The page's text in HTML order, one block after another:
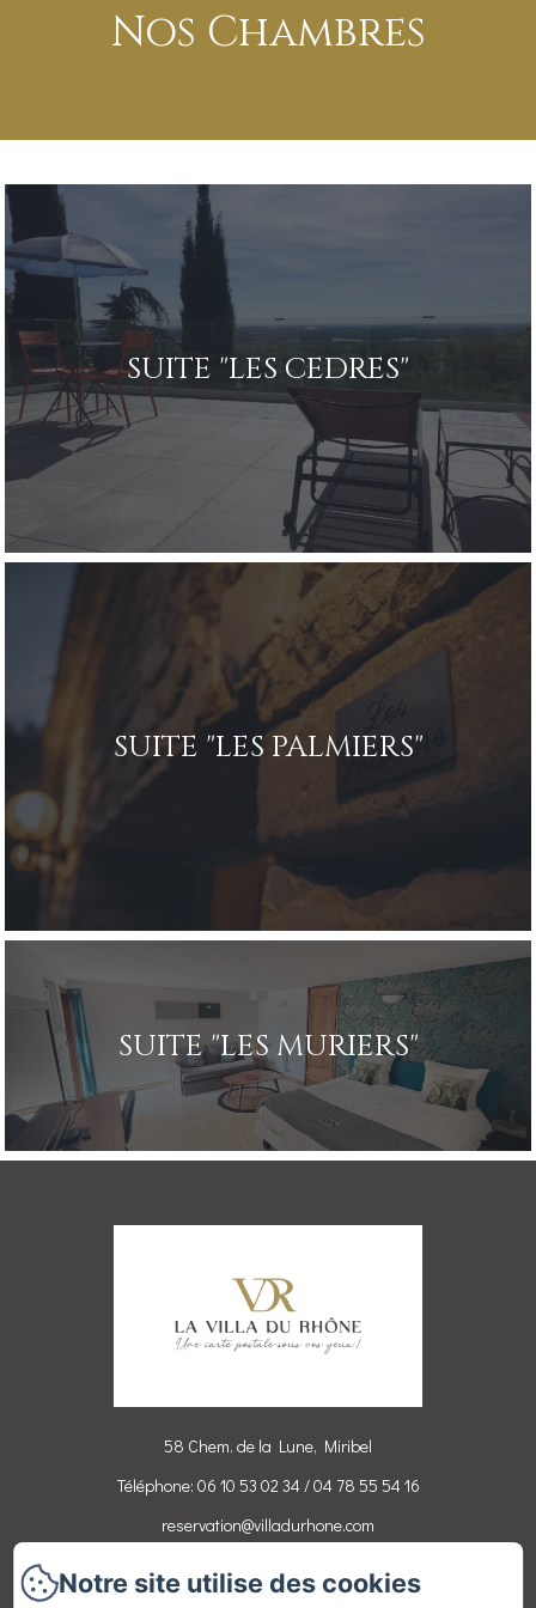
Nos Chambres
SUITE "LES CEDRES"
SUITE "LES PALMIERS"
SUITE "LES MURIERS"
58 Chem. de la Lune, Miribel
Téléphone: 06 10 53 02 34 / 04 78 55 54 16
reservation@villadurhone.com
Accueil
Notre site utilise des cookies